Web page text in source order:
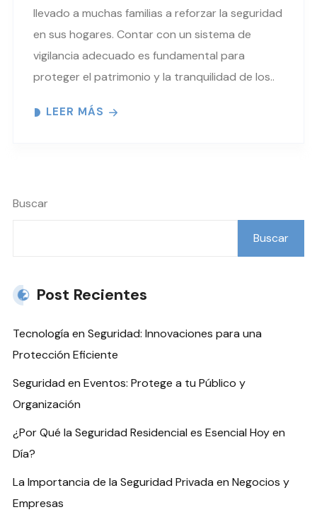
llevado a muchas familias a reforzar la seguridad
en sus hogares. Contar con un sistema de
vigilancia adecuado es fundamental para
proteger el patrimonio y la tranquilidad de los..
LEER MÁS
Buscar
Buscar
Post Recientes
Tecnología en Seguridad: Innovaciones para una
Protección Eficiente
Seguridad en Eventos: Protege a tu Público y
Organización
¿Por Qué la Seguridad Residencial es Esencial Hoy en
Día?
La Importancia de la Seguridad Privada en Negocios y
Empresas